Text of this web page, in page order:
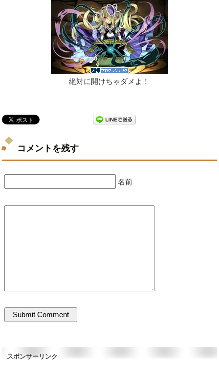
絶対に開けちゃダメよ！
コメントを残す
名前
スポンサーリンク